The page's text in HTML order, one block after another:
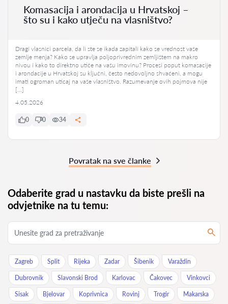
Komasacija i arondacija u Hrvatskoj –
što su i kako utječu na vlasništvo?
Dragi vlasnici parcela, da li ste se ikada zapitali kako se vrednost vaše
zemlje menja? Kako se upravlja poljoprivrednim zemljištem na makro
nivou i kako to direktno utiče na vašu imovinu? Procesi poput komasacije
i arondacije u Hrvatskoj su ključni, često nedovoljno shvaćeni, a mogu
imati ogroman uticaj na vaše vlasništvo. Razumevanje ovih pojmova nije
[…]
4.05.2026
0 0 34
Povratak na sve članke
Odaberite grad u nastavku da biste prešli na
odvjetnike na tu temu:
Zagreb Split Rijeka Zadar Šibenik Varaždin
Dubrovnik Slavonski Brod Karlovac Čakovec Vinkovci
Sisak Bjelovar Koprivnica Rovinj Trogir Makarska